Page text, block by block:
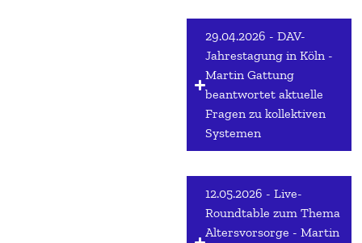
29.04.2026 - DAV-
Jahrestagung in Köln -
Martin Gattung
beantwortet aktuelle
Fragen zu kollektiven
Systemen
12.05.2026 - Live-
Roundtable zum Thema
Altersvorsorge - Martin